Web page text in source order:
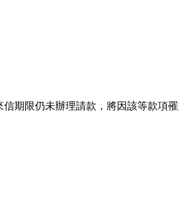
期限仍未辦理請款，將因該等款項